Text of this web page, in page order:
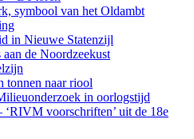
symbool van het Oldambt
in Nieuwe Statenzijl
aan de Noordzeekust
tonnen naar riool
in oorlogstijd
‘RIVM voorschriften’ uit de 18e